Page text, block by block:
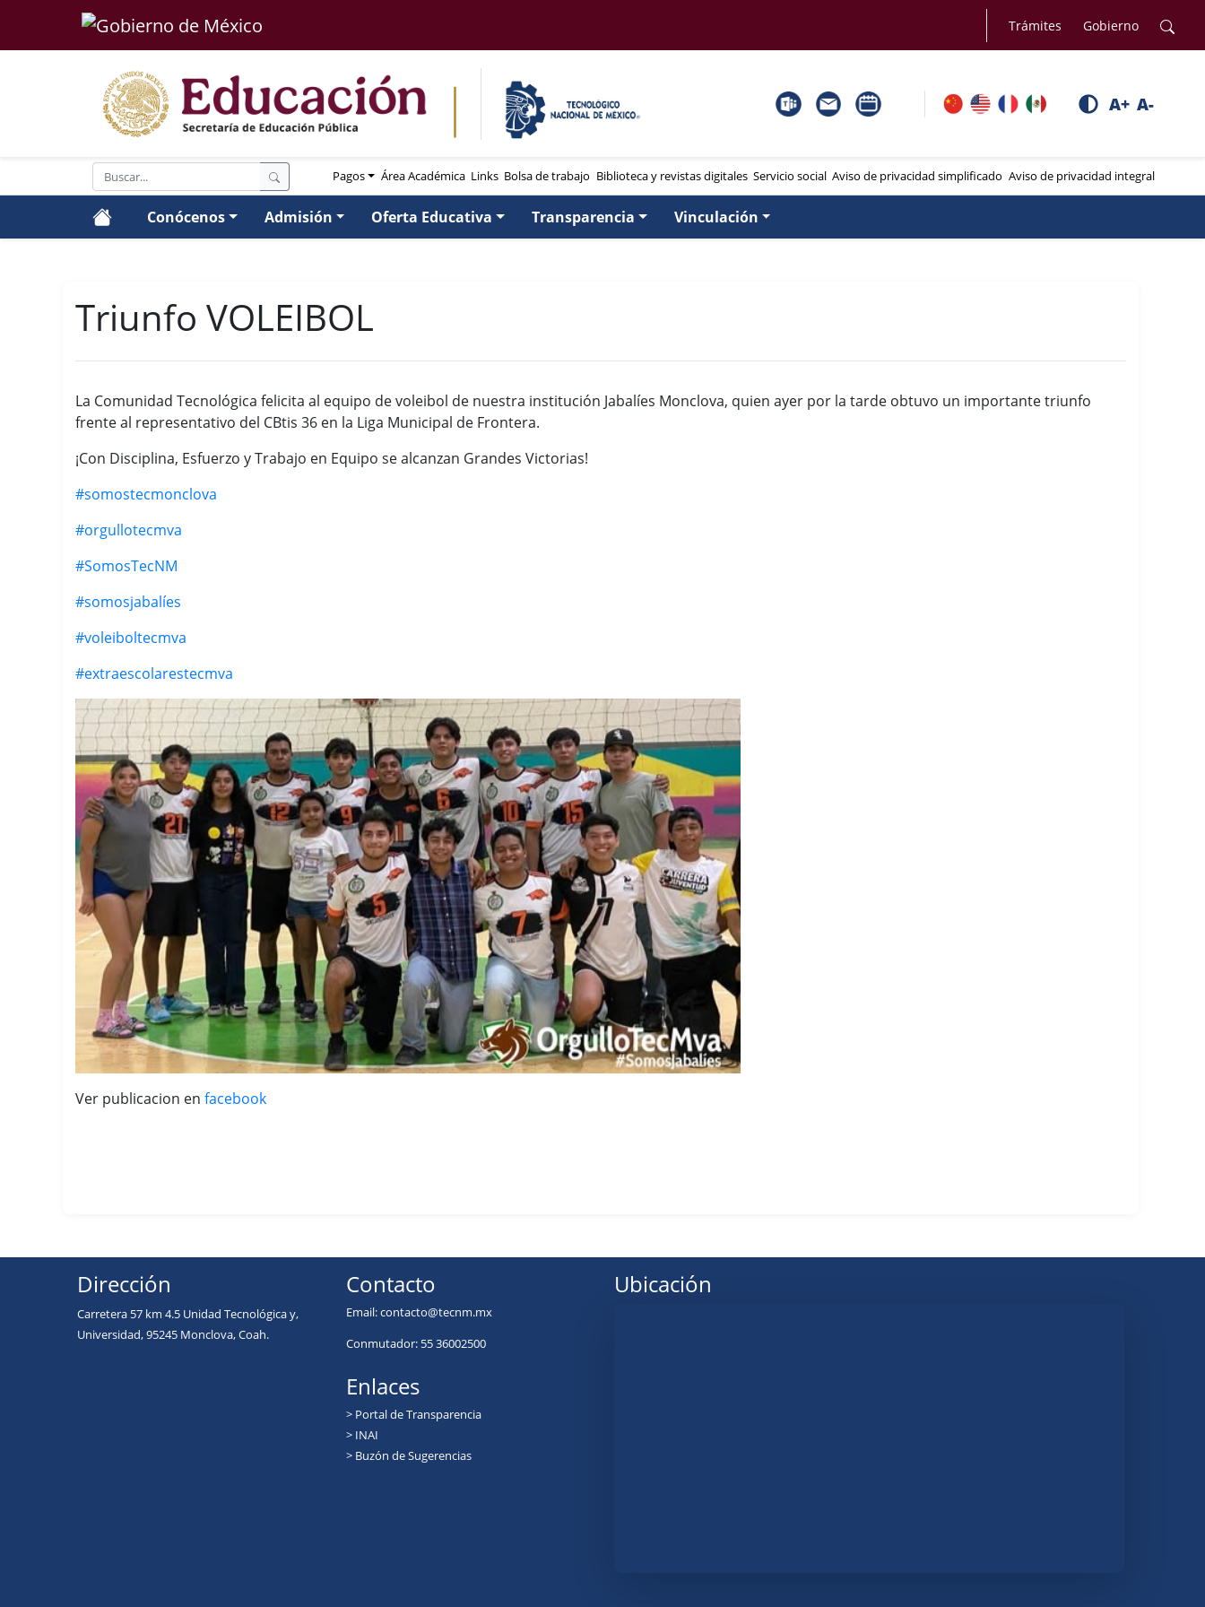
Trámites Gobierno
A+ A-
Pagos Área Académica Links Bolsa de trabajo Biblioteca y revistas digitales Servicio social Aviso de privacidad simplificado Aviso de privacidad integral
Conócenos Admisión Oferta Educativa Transparencia Vinculación
Triunfo VOLEIBOL
La Comunidad Tecnológica felicita al equipo de voleibol de nuestra institución Jabalíes Monclova, quien ayer por la tarde obtuvo un importante triunfo
frente al representativo del CBtis 36 en la Liga Municipal de Frontera.
¡Con Disciplina, Esfuerzo y Trabajo en Equipo se alcanzan Grandes Victorias!
#somostecmonclova
#orgullotecmva
#SomosTecNM
#somosjabalíes
#voleiboltecmva
#extraescolarestecmva
Ver publicacion en facebook
Dirección
Carretera 57 km 4.5 Unidad Tecnológica y,
Universidad, 95245 Monclova, Coah.
Contacto
Email:contacto@tecnm.mx
Conmutador: 55 36002500
Enlaces
> Portal de Transparencia
> INAI
> Buzón de Sugerencias
Ubicación